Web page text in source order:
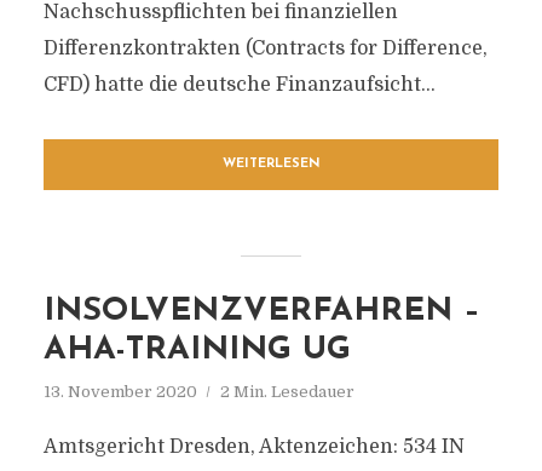
Nachschusspflichten bei finanziellen
Differenzkontrakten (Contracts for Difference,
CFD) hatte die deutsche Finanzaufsicht...
WEITERLESEN
INSOLVENZVERFAHREN –
AHA-TRAINING UG
13. November 2020 2 Min. Lesedauer
Amtsgericht Dresden, Aktenzeichen: 534 IN